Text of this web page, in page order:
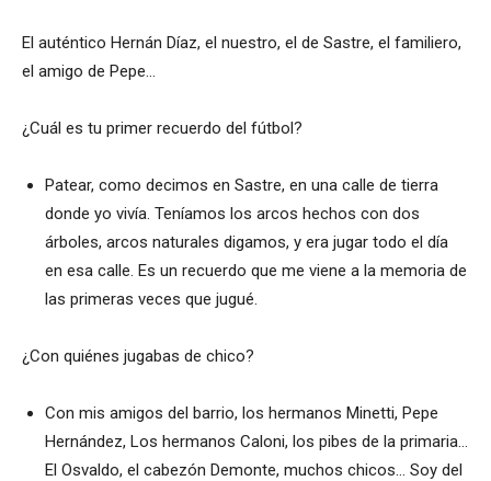
El auténtico Hernán Díaz, el nuestro, el de Sastre, el familiero,
el amigo de Pepe…
¿Cuál es tu primer recuerdo del fútbol?
Patear, como decimos en Sastre, en una calle de tierra
donde yo vivía. Teníamos los arcos hechos con dos
árboles, arcos naturales digamos, y era jugar todo el día
en esa calle. Es un recuerdo que me viene a la memoria de
las primeras veces que jugué.
¿Con quiénes jugabas de chico?
Con mis amigos del barrio, los hermanos Minetti, Pepe
Hernández, Los hermanos Caloni, los pibes de la primaria…
El Osvaldo, el cabezón Demonte, muchos chicos… Soy del